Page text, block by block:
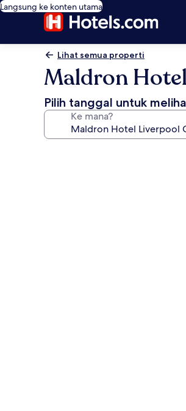
Langsung ke konten utama
Lihat semua properti
Maldron
Pilih tanggal untuk
Ke mana?